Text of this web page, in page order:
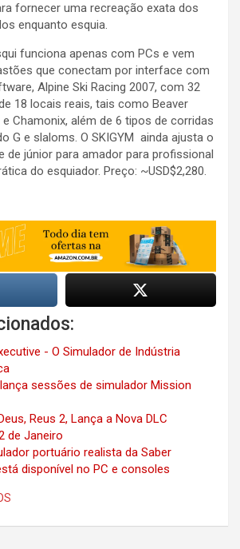
fornecer uma recreação exata dos
enquanto esquia.
funciona apenas com PCs e vem
que conectam por interface com
Alpine Ski Racing 2007, com 32
18 locais reais, tais como Beaver
e Chamonix, além de 6 tipos de corridas
G e slaloms. O SKIGYM ainda ajusta o
de júnior para amador para profissional
do esquiador. Preço: ~USD$2,280.
- O Simulador de Indústria
sessões de simulador Mission
Reus 2, Lança a Nova DLC
de Janeiro
portuário realista da Saber
disponível no PC e consoles